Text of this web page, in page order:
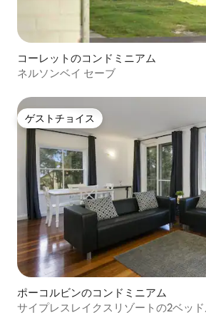
コーレットのコンドミニアム
ネルソンベイ セーブ
ゲストチョイス
ゲストチョイス
ポーコルビンのコンドミニアム
サイプレスレイクスリゾートの2ベッ